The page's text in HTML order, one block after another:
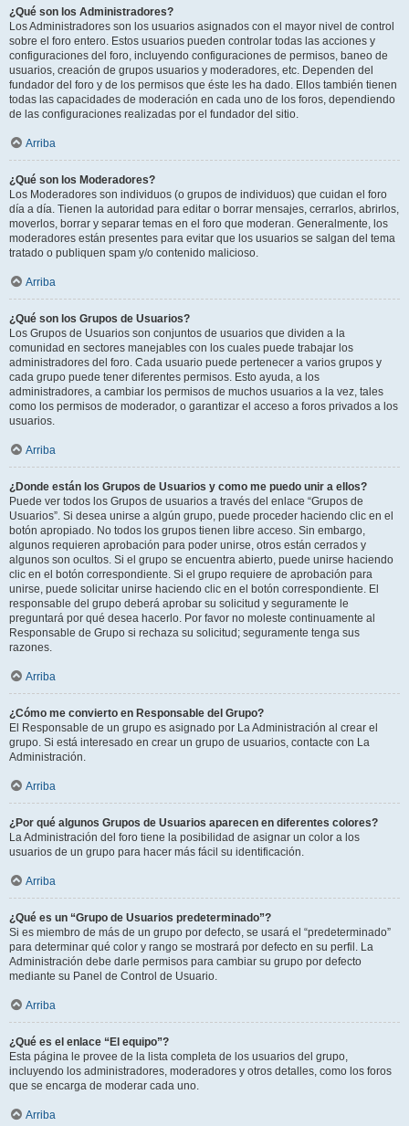
¿Qué son los Administradores?
Los Administradores son los usuarios asignados con el mayor nivel de control
sobre el foro entero. Estos usuarios pueden controlar todas las acciones y
configuraciones del foro, incluyendo configuraciones de permisos, baneo de
usuarios, creación de grupos usuarios y moderadores, etc. Dependen del
fundador del foro y de los permisos que éste les ha dado. Ellos también tienen
todas las capacidades de moderación en cada uno de los foros, dependiendo
de las configuraciones realizadas por el fundador del sitio.
Arriba
¿Qué son los Moderadores?
Los Moderadores son individuos (o grupos de individuos) que cuidan el foro
día a día. Tienen la autoridad para editar o borrar mensajes, cerrarlos, abrirlos,
moverlos, borrar y separar temas en el foro que moderan. Generalmente, los
moderadores están presentes para evitar que los usuarios se salgan del tema
tratado o publiquen spam y/o contenido malicioso.
Arriba
¿Qué son los Grupos de Usuarios?
Los Grupos de Usuarios son conjuntos de usuarios que dividen a la
comunidad en sectores manejables con los cuales puede trabajar los
administradores del foro. Cada usuario puede pertenecer a varios grupos y
cada grupo puede tener diferentes permisos. Esto ayuda, a los
administradores, a cambiar los permisos de muchos usuarios a la vez, tales
como los permisos de moderador, o garantizar el acceso a foros privados a los
usuarios.
Arriba
¿Donde están los Grupos de Usuarios y como me puedo unir a ellos?
Puede ver todos los Grupos de usuarios a través del enlace “Grupos de
Usuarios”. Si desea unirse a algún grupo, puede proceder haciendo clic en el
botón apropiado. No todos los grupos tienen libre acceso. Sin embargo,
algunos requieren aprobación para poder unirse, otros están cerrados y
algunos son ocultos. Si el grupo se encuentra abierto, puede unirse haciendo
clic en el botón correspondiente. Si el grupo requiere de aprobación para
unirse, puede solicitar unirse haciendo clic en el botón correspondiente. El
responsable del grupo deberá aprobar su solicitud y seguramente le
preguntará por qué desea hacerlo. Por favor no moleste continuamente al
Responsable de Grupo si rechaza su solicitud; seguramente tenga sus
razones.
Arriba
¿Cómo me convierto en Responsable del Grupo?
El Responsable de un grupo es asignado por La Administración al crear el
grupo. Si está interesado en crear un grupo de usuarios, contacte con La
Administración.
Arriba
¿Por qué algunos Grupos de Usuarios aparecen en diferentes colores?
La Administración del foro tiene la posibilidad de asignar un color a los
usuarios de un grupo para hacer más fácil su identificación.
Arriba
¿Qué es un “Grupo de Usuarios predeterminado”?
Si es miembro de más de un grupo por defecto, se usará el “predeterminado”
para determinar qué color y rango se mostrará por defecto en su perfil. La
Administración debe darle permisos para cambiar su grupo por defecto
mediante su Panel de Control de Usuario.
Arriba
¿Qué es el enlace “El equipo”?
Esta página le provee de la lista completa de los usuarios del grupo,
incluyendo los administradores, moderadores y otros detalles, como los foros
que se encarga de moderar cada uno.
Arriba